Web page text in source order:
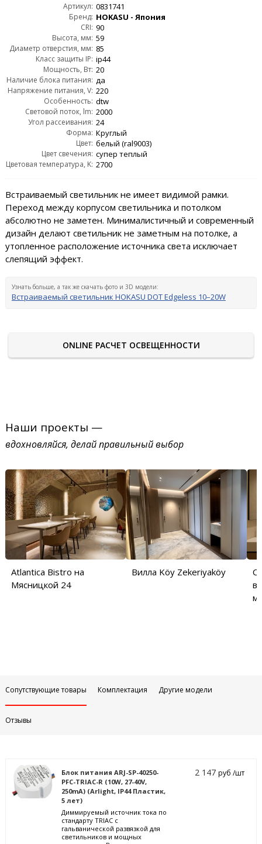
Артикул: 0831741
Бренд: HOKASU - Япония
CRI: 90
Высота, мм: 59
Диаметр отверстия, мм: 85
Класс защиты IP: ip44
Мощность, Вт: 20
Наличие блока питания: да
Напряжение питания, V: 220
Особенность: dtw
Световой поток, lm: 2000
Угол рассеивания: 24
Форма: Круглый
Цвет: белый (ral9003)
Цвет свечения: супер теплый
Цветовая температура, K: 2700
Встраиваемый светильник не имеет видимой рамки.
Переход между корпусом светильника и потолком
абсолютно не заметен. Минималистичный и современный
дизайн делают светильник не заметным на потолке, а
утопленное расположение источника света исключает
слепящий эффект.
Узнать больше, а так же скачать фото и 3D модели:
Встраиваемый светильник HOKASU DOT Edgeless 10–20W
ONLINE РАСЧЕТ ОСВЕЩЕННОСТИ
Наши проекты —
вдохновляйся, делай правильный выбор
Atlantica Bistro на
Мясницкой 24
Вилла Köy Zekeriyaköy
Сопутствующие товары Комплектация Другие модели
Отзывы
Блок питания ARJ-SP-40250-
PFC-TRIAC-R (10W, 27-40V,
250mA) (Arlight, IP44 Пластик,
5 лет)
Диммируемый источник тока по
стандарту TRIAC с
гальванической развязкой для
светильников и мощных
2 147руб /шт